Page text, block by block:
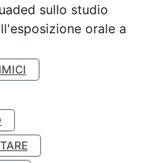
sullo studio
orale a